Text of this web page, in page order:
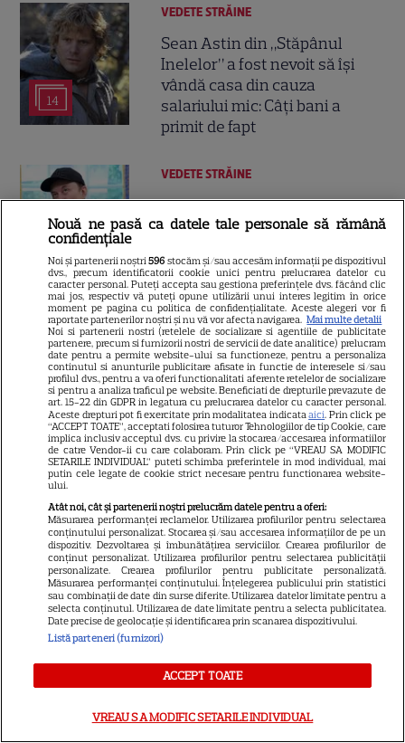
14
VEDETE STRĂINE
Sean Astin din „Stăpânul
Inelelor” a fost nevoit să își
vândă casa din cauza
salariului mic: Câți bani a
primit de fapt
14
VEDETE STRĂINE
Elon Musk, atac la adresa
regizorului premiat cu Oscar
despre viața sa. Filmul are 232
de minute
3
VEDETE STRĂINE
Marvel are un nou Black
Panther. David Jonsson preia
moștenirea lui Chadwick
Boseman
7
Ryan Gosling este noul Ghost
Rider din Universul Marvel.
Anunțul făcut la Comic-Con i-
a entuziasmat pe fani
DISNEY PLUS
„Diavolul se îmbracă de la
Prada 2” s-a lansat pe Disney+.
Meryl Streep și Anne
Nouă ne pasă ca datele tale personale să rămână
confidențiale
Noi și partenerii noștri596 stocăm și/sau accesăm informații pe dispozitivul
dvs., precum identificatorii cookie unici pentru prelucrarea datelor cu
caracter personal. Puteți accepta sau gestiona preferințele dvs. făcând clic
mai jos, respectiv vă puteți opune utilizării unui interes legitim în orice
moment pe pagina cu politica de confidențialitate. Aceste alegeri vor fi
raportate partenerilor noștri și nu vă vor afecta navigarea. Mai multe detalii
Noi si partenerii nostri (retelele de socializare si agentiile de publicitate
partenere, precum si furnizorii nostri de servicii de date analitice) prelucram
date pentru a permite website-ului sa functioneze, pentru a personaliza
continutul si anunturile publicitare afisate in functie de interesele si/sau
profilul dvs., pentru a va oferi functionalitati aferente retelelor de socializare
si pentru a analiza traficul pe website. Beneficiati de drepturile prevazute de
art. 15-22 din GDPR in legatura cu prelucrarea datelor cu caracter personal.
Aceste drepturi pot fi exercitate prin modalitatea indicataaici. Prin click pe
“ACCEPT TOATE”, acceptati folosirea tuturor Tehnologiilor de tip Cookie, care
implica inclusiv acceptul dvs. cu privire la stocarea/accesarea informatiilor
de catre Vendor-ii cu care colaboram. Prin click pe “VREAU SA MODIFIC
SETARILE INDIVIDUAL” puteti schimba preferintele in mod individual, mai
putin cele legate de cookie strict necesare pentru functionarea website-
ului.
Atât noi, cât și partenerii noștri prelucrăm datele pentru a oferi:
Măsurarea performanței reclamelor. Utilizarea profilurilor pentru selectarea
conținutului personalizat. Stocarea și/sau accesarea informațiilor de pe un
dispozitiv. Dezvoltarea și îmbunătățirea serviciilor. Crearea profilurilor de
conținut personalizat. Utilizarea profilurilor pentru selectarea publicității
personalizate. Crearea profilurilor pentru publicitate personalizată.
Măsurarea performanței conținutului. Înțelegerea publicului prin statistici
sau combinații de date din surse diferite. Utilizarea datelor limitate pentru a
selecta conținutul. Utilizarea de date limitate pentru a selecta publicitatea.
Date precise de geolocație și identificarea prin scanarea dispozitivului.
Listă parteneri (furnizori)
ACCEPT TOATE
VREAU SA MODIFIC SETARILE INDIVIDUAL